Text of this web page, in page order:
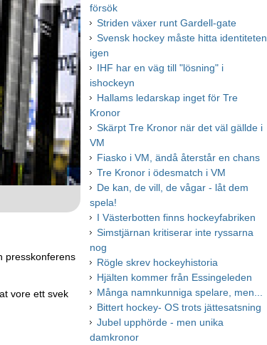
presskonferens
vore ett svek
försök
Striden växer runt Gardell-gate
Svensk hockey måste hitta identiteten
igen
IHF har en väg till "lösning" i
ishockeyn
Hallams ledarskap inget för Tre
Kronor
Skärpt Tre Kronor när det väl gällde i
VM
Fiasko i VM, ändå återstår en chans
Tre Kronor i ödesmatch i VM
De kan, de vill, de vågar - låt dem
spela!
I Västerbotten finns hockeyfabriken
Simstjärnan kritiserar inte ryssarna
nog
Rögle skrev hockeyhistoria
Hjälten kommer från Essingeleden
Många namnkunniga spelare, men...
Bittert hockey- OS trots jättesatsning
Jubel upphörde - men unika
damkronor